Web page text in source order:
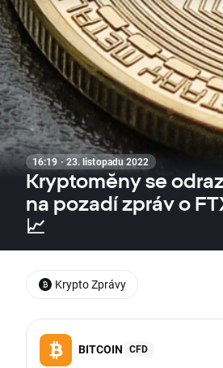
16:19 · 23. listopadu 2022
Kryptoměny se
na pozadí zpráv o
📈
BITCOIN CFD
Krypto Zprávy